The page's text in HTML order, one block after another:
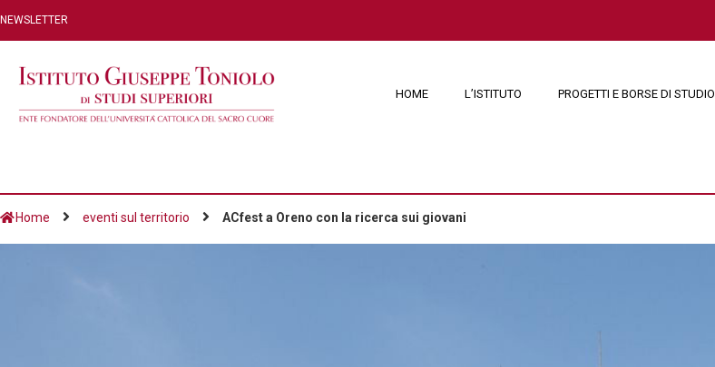
NEWSLETTER
HOME L’ISTITUTO PROGETTI E BORSE DI STUDIO
Home eventi sul territorio ACfest a Oreno con la ricerca sui giovani